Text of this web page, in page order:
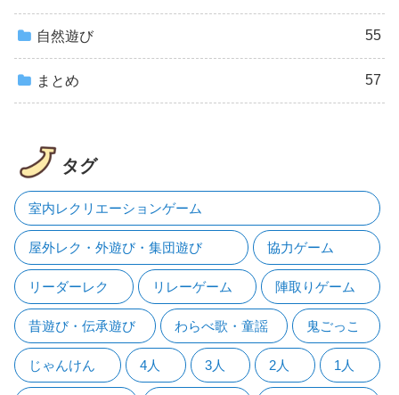
自然遊び 55
まとめ 57
タグ
室内レクリエーションゲーム
屋外レク・外遊び・集団遊び 協力ゲーム
リーダーレク リレーゲーム 陣取りゲーム
昔遊び・伝承遊び わらべ歌・童謡 鬼ごっこ
じゃんけん 4人 3人 2人 1人